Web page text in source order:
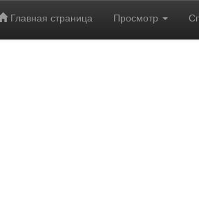
Главная страница Просмотр